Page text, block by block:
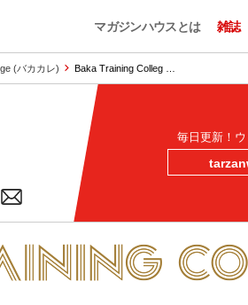
マガジンハウスとは 雑誌
(バカカレ) Baka Training Colleg …
毎日更新！